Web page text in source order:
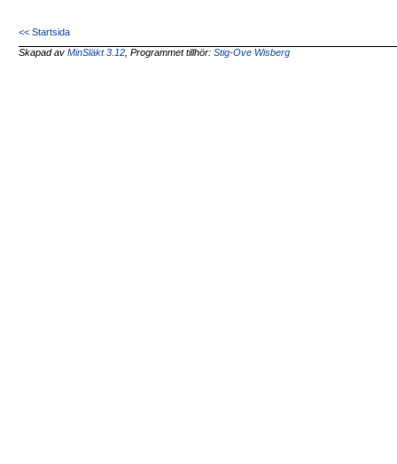
<< Startsida
Skapad avMinSläkt 3.12 , Programmet tillhör:Stig-Ove Wisberg